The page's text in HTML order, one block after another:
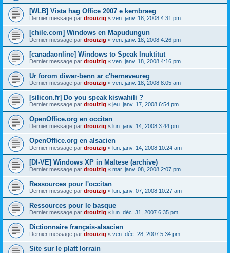
[WLB] Vista hag Office 2007 e kembraeg
Dernier message par drouizig « ven. janv. 18, 2008 4:31 pm
[chile.com] Windows en Mapudungun
Dernier message par drouizig « ven. janv. 18, 2008 4:26 pm
[canadaonline] Windows to Speak Inuktitut
Dernier message par drouizig « ven. janv. 18, 2008 4:16 pm
Ur forom diwar-benn ar c'herneveureg
Dernier message par drouizig « ven. janv. 18, 2008 8:05 am
[silicon.fr] Do you speak kiswahili ?
Dernier message par drouizig « jeu. janv. 17, 2008 6:54 pm
OpenOffice.org en occitan
Dernier message par drouizig « lun. janv. 14, 2008 3:44 pm
OpenOffice.org en alsacien
Dernier message par drouizig « lun. janv. 14, 2008 10:24 am
[DI-VE] Windows XP in Maltese (archive)
Dernier message par drouizig « mar. janv. 08, 2008 2:07 pm
Ressources pour l'occitan
Dernier message par drouizig « lun. janv. 07, 2008 10:27 am
Ressources pour le basque
Dernier message par drouizig « lun. déc. 31, 2007 6:35 pm
Dictionnaire français-alsacien
Dernier message par drouizig « ven. déc. 28, 2007 5:34 pm
Site sur le platt lorrain